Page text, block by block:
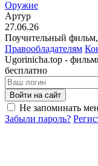
Оружие
Артур
27.06.26
Поучительный
Правообладателям
Ugorinicha.top -
бесплатно
Войти на сайт
Не запоминать
Забыли пароль?